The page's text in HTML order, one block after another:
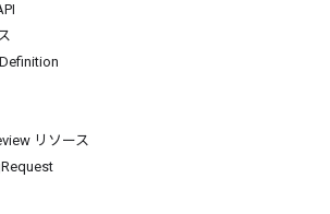
リソース